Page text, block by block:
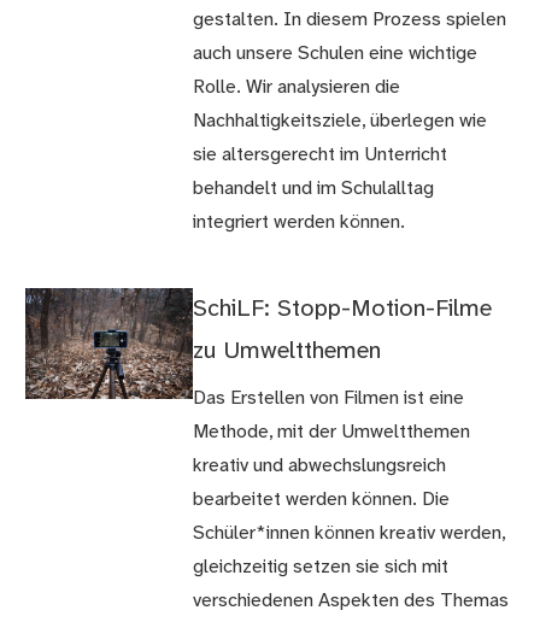
gestalten. In diesem Prozess spielen
auch unsere Schulen eine wichtige
Rolle. Wir analysieren die
Nachhaltigkeitsziele, überlegen wie
sie altersgerecht im Unterricht
behandelt und im Schulalltag
integriert werden können.
SchiLF: Stopp-Motion-Filme
zu Umweltthemen
Das Erstellen von Filmen ist eine
Methode, mit der Umweltthemen
kreativ und abwechslungsreich
bearbeitet werden können. Die
Schüler*innen können kreativ werden,
gleichzeitig setzen sie sich mit
verschiedenen Aspekten des Themas